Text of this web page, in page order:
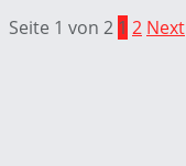
Seite 1 von 2 1 2 Next